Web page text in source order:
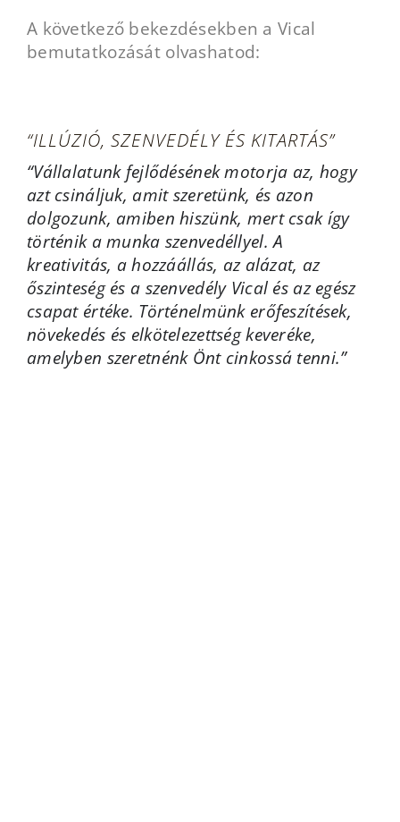
A következő bekezdésekben a Vical
bemutatkozását olvashatod:
“ILLÚZIÓ, SZENVEDÉLY ÉS KITARTÁS”
“Vállalatunk fejlődésének motorja az, hogy
azt csináljuk, amit szeretünk, és azon
dolgozunk, amiben hiszünk, mert csak így
történik a munka szenvedéllyel. A
kreativitás, a hozzáállás, az alázat, az
őszinteség és a szenvedély Vical és az egész
csapat értéke. Történelmünk erőfeszítések,
növekedés és elkötelezettség keveréke,
amelyben szeretnénk Önt cinkossá tenni.”